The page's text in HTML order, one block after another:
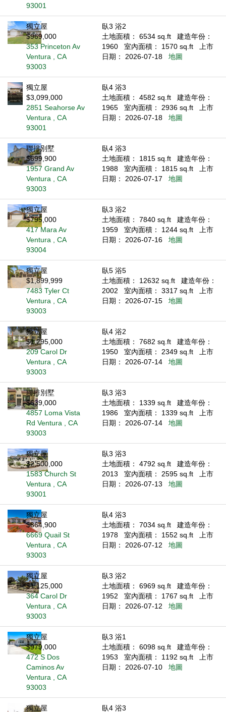
93001
獨立屋
$969,000
353 Princeton Av
Ventura , CA
93003
臥3 浴2
土地面積： 6534 sq.ft
建造年份：
1960
室內面積： 1570 sq.ft
上市
日期： 2026-07-18
地圖
獨立屋
$3,099,000
2851 Seahorse Av
Ventura , CA
93001
臥4 浴3
土地面積： 4582 sq.ft
建造年份：
1965
室內面積： 2936 sq.ft
上市
日期： 2026-07-18
地圖
聯排別墅
$699,900
1957 Grand Av
Ventura , CA
93003
臥4 浴3
土地面積： 1815 sq.ft
建造年份：
1988
室內面積： 1815 sq.ft
上市
日期： 2026-07-17
地圖
獨立屋
$795,000
417 Mara Av
Ventura , CA
93004
臥3 浴2
土地面積： 7840 sq.ft
建造年份：
1959
室內面積： 1244 sq.ft
上市
日期： 2026-07-16
地圖
獨立屋
$1,899,999
7483 Tyler Ct
Ventura , CA
93003
臥5 浴5
土地面積： 12632 sq.ft
建造年份：
2002
室內面積： 3317 sq.ft
上市
日期： 2026-07-15
地圖
獨立屋
$1,295,000
209 Carol Dr
Ventura , CA
93003
臥4 浴2
土地面積： 7682 sq.ft
建造年份：
1950
室內面積： 2349 sq.ft
上市
日期： 2026-07-14
地圖
聯排別墅
$639,000
4857 Loma Vista
Rd Ventura , CA
93003
臥3 浴3
土地面積： 1339 sq.ft
建造年份：
1986
室內面積： 1339 sq.ft
上市
日期： 2026-07-14
地圖
獨立屋
$2,500,000
1583 Church St
Ventura , CA
93001
臥3 浴3
土地面積： 4792 sq.ft
建造年份：
2013
室內面積： 2595 sq.ft
上市
日期： 2026-07-13
地圖
獨立屋
$864,900
6669 Quail St
Ventura , CA
93003
臥4 浴3
土地面積： 7034 sq.ft
建造年份：
1978
室內面積： 1552 sq.ft
上市
日期： 2026-07-12
地圖
獨立屋
$1,125,000
364 Carol Dr
Ventura , CA
93003
臥3 浴2
土地面積： 6969 sq.ft
建造年份：
1952
室內面積： 1767 sq.ft
上市
日期： 2026-07-12
地圖
獨立屋
$979,000
472 S Dos
Caminos Av
Ventura , CA
93003
臥3 浴1
土地面積： 6098 sq.ft
建造年份：
1953
室內面積： 1192 sq.ft
上市
日期： 2026-07-10
地圖
獨立屋 臥4 浴3